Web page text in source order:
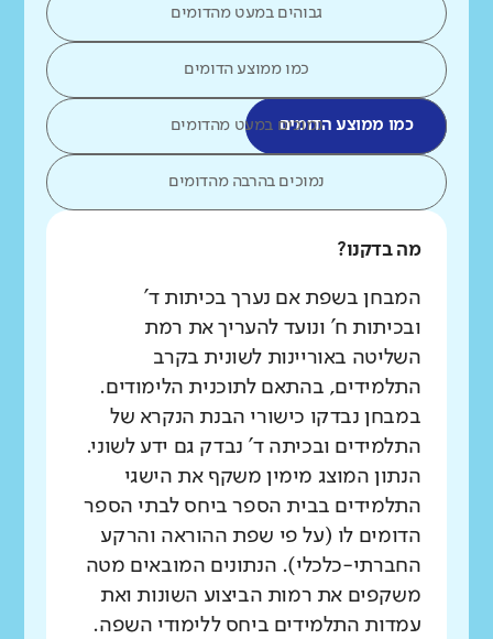
גבוהים במעט מהדומים
כמו ממוצע הדומים
כמו ממוצע הדומיםנמוכים במעט מהדומים
נמוכים בהרבה מהדומים
מה בדקנו?
המבחן בשפת אם נערך בכיתות ד'
ובכיתות ח' ונועד להעריך את רמת
השליטה באוריינות לשונית בקרב
התלמידים, בהתאם לתוכנית הלימודים.
במבחן נבדקו כישורי הבנת הנקרא של
התלמידים ובכיתה ד' נבדק גם ידע לשוני.
הנתון המוצג מימין משקף את הישגי
התלמידים בבית הספר ביחס לבתי הספר
הדומים לו (על פי שפת ההוראה והרקע
החברתי-כלכלי). הנתונים המובאים מטה
משקפים את רמות הביצוע השונות ואת
עמדות התלמידים ביחס ללימודי השפה.